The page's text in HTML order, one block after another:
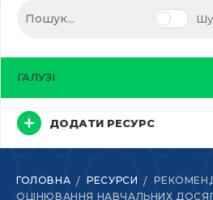
ДОДАТИ РЕСУРС
ГАЛУЗІ
ГОЛОВНА РЕСУРСИ
ОЦІНЮВАННЯ НАВЧАЛЬНИХ